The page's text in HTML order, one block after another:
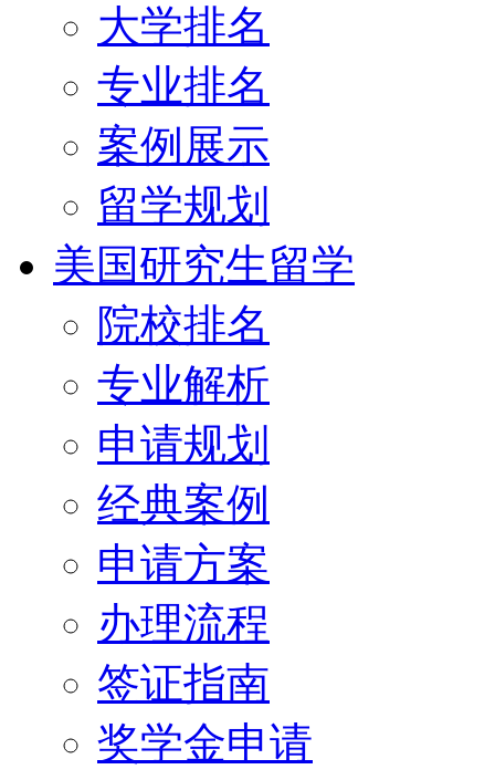
大学排名
专业排名
案例展示
留学规划
美国研究生留学
院校排名
专业解析
申请规划
经典案例
申请方案
办理流程
签证指南
奖学金申请